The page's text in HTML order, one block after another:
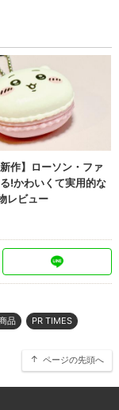
品 PR TIMES
ページの先頭へ